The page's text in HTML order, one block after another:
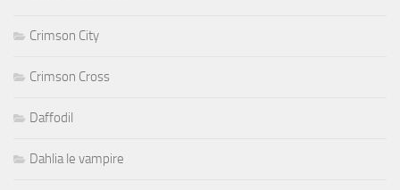
Crimson City
Crimson Cross
Daffodil
Dahlia le vampire